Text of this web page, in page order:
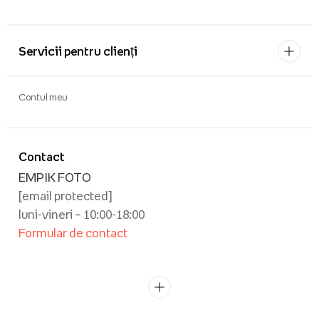
Servicii pentru clienți
Contact
EMPIK FOTO
[email protected]
luni-vineri – 10:00-18:00
Formular de contact
Contul meu